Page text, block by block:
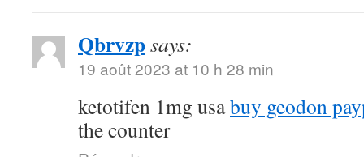
Qbrvzpsays:
19 août 2023 at 10 h 28 min
ketotifen 1mg usabuy geodon
the counter